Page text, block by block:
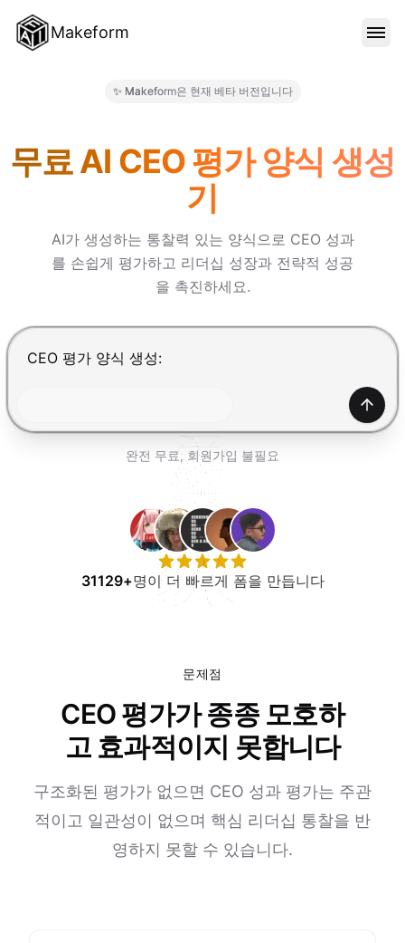
Makeform
가격
✨ Makeform은 현재 베타 버전입니다
무료 AI CEO 평가 양식 생성
기
AI가 생성하는 통찰력 있는 양식으로 CEO 성과
를 손쉽게 평가하고 리더십 성장과 전략적 성공
을 촉진하세요.
Enter를 눌러 제출, Shift+Enter로 줄바꿈 추가
생성
완전 무료, 회원가입 불필요
31129+명이 더 빠르게 폼을 만듭니다
문제점
CEO 평가가 종종 모호하
고 효과적이지 못합니다
구조화된 평가가 없으면 CEO 성과 평가는 주관
적이고 일관성이 없으며 핵심 리더십 통찰을 반
영하지 못할 수 있습니다.